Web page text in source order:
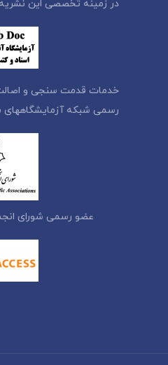
در زمینه تخصصی این
خدمات قدمت سنجی و
رسمی شبکه آزمایشگاههای
عضو رسمی شورای